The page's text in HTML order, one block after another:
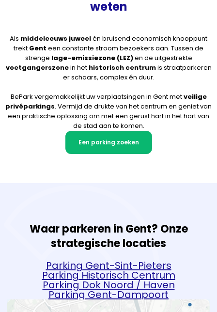
weten
Als middeleeuws juweelén bruisend economisch knooppunt
trekt Gent een constante stroom bezoekers aan. Tussen de
strenge lage-emissiezone (LEZ)en de uitgestrekte
voetgangerszonein het historisch centrumis straatparkeren
er schaars, complex én duur.
BePark vergemakkelijkt uw verplaatsingen in Gent metveilige
privéparkings. Vermijd de drukte van het centrum en geniet van
een praktische oplossing om met een gerust hart in het hart van
de stad aan te komen.
Een parking zoeken
Waar parkeren in Gent? Onze
strategische locaties
Parking Gent-Sint-Pieters
Parking Historisch Centrum
Parking Dok Noord / Haven
Parking Gent-Dampoort